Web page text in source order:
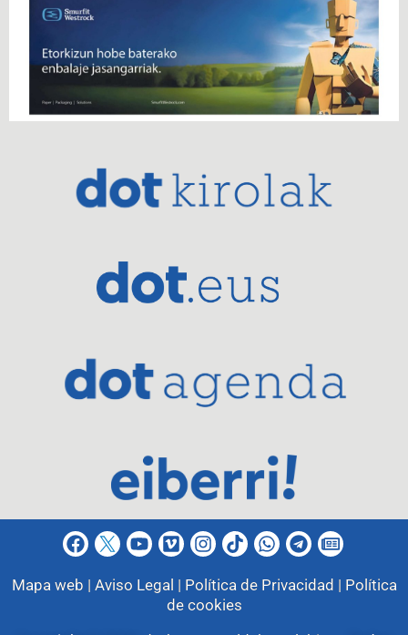
Mapa web | Aviso Legal | Política de Privacidad | Política
de cookies